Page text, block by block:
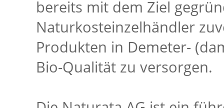
bereits mit dem Ziel
Naturkosteinzelhändler
Produkten in Demeter-
Bio-Qualität zu versorgen.